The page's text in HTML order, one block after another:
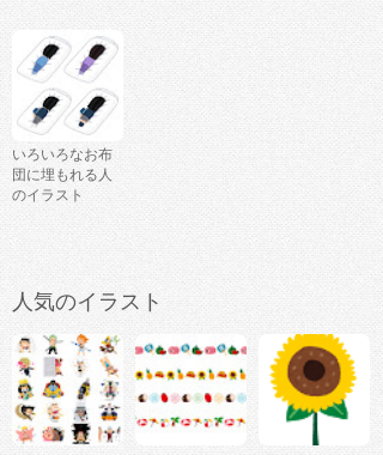
いろいろなお布
団に埋もれる人
のイラスト
人気のイラスト